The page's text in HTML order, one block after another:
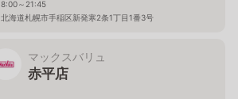
8:00～21:45
北海道札幌市手稲区新発寒2条1丁目1番3号
マックスバリュ
赤平店